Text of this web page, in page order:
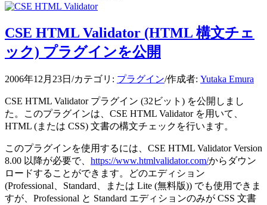
CSE HTML Validator (HTML 構文チェ
ック) プラグインを公開
2006年12月23日 /カテゴリ: プラグイン/作成者: Yutaka Emura
CSE HTML Validator プラグイン (32ビット) を公開しまし
た。このプラグインは、CSE HTML Validator を用いて、
HTML (または CSS) 文書の構文チェックを行います。
このプラグインを使用するには、CSE HTML Validator Version
8.00 以降が必要で、 https://www.htmlvalidator.com/からダウン
ロードすることができます。どのエディション
(Professional、Standard、または Lite (無料版)) でも使用できま
すが、Professional と Standard エディションのみが CSS 文書